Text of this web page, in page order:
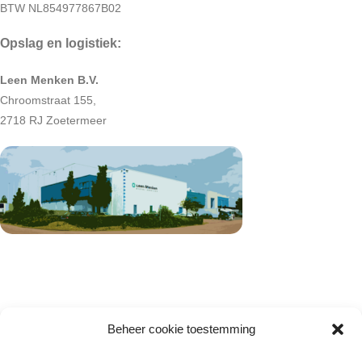
Beheer cookie toestemming
BTW NL854977867B02
Opslag en logistiek:
Leen Menken B.V.
Chroomstraat 155,
2718 RJ Zoetermeer